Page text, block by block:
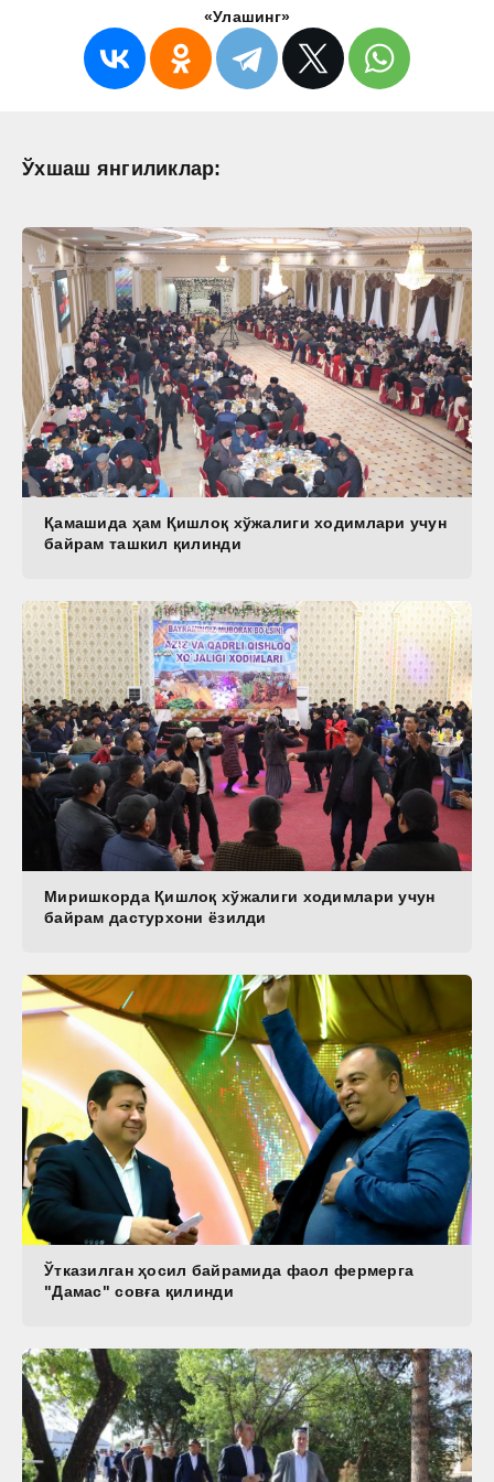
«Улашинг»
Ўхшаш янгиликлар:
Қамашида ҳам Қишлоқ хўжалиги ходимлари учун
байрам ташкил қилинди
Миришкорда Қишлоқ хўжалиги ходимлари учун
байрам дастурхони ёзилди
Ўтказилган ҳосил байрамида фаол фермерга
"Дамас" совға қилинди